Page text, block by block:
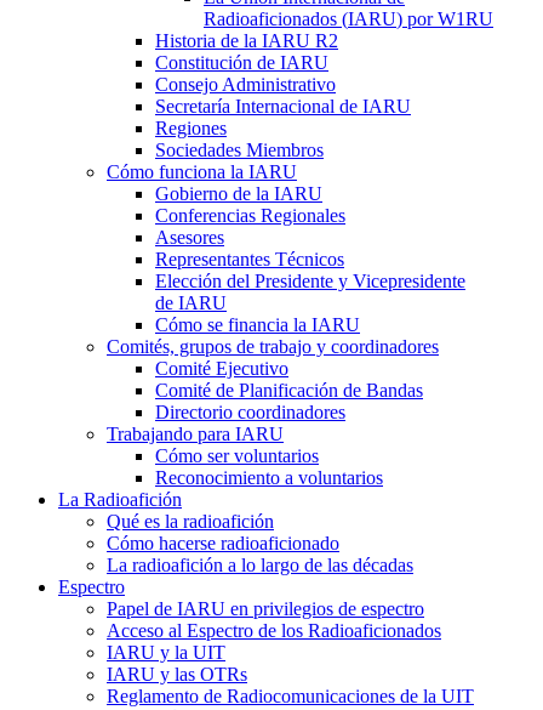
Radioaficionados (IARU) porW1RU
Historia de la IARU R2
Constitución de IARU
Consejo Administrativo
Secretaría Internacional de IARU
Regiones
Sociedades Miembros
Cómo funciona la IARU
Gobierno de la IARU
Conferencias Regionales
Asesores
Representantes Técnicos
Elección del Presidente y Vicepresidente
de IARU
Cómo se financia la IARU
Comités, grupos de trabajo y coordinadores
Comité Ejecutivo
Comité de Planificación de Bandas
Directorio coordinadores
Trabajando para IARU
Cómo ser voluntarios
Reconocimiento a voluntarios
La Radioafición
Qué es la radioafición
Cómo hacerse radioaficionado
La radioafición a lo largo de las décadas
Espectro
Papel de IARU en privilegios de espectro
Acceso al Espectro de los Radioaficionados
IARU y la UIT
IARU y las OTRs
Reglamento de Radiocomunicaciones de la UIT